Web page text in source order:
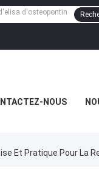
NOUS
Et Pratique Pour La